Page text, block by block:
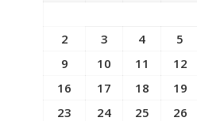
2
3 4 5
9
10 11 12
16
17 18 19
23
24 25 26